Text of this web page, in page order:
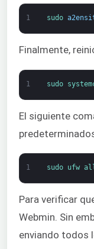
1 sudo
Finalmente,
1 sudo
El siguiente
1 sudo ufw
Para verificar
Webmin. Sin
enviando todos